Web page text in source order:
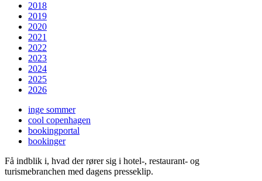
2018
2019
2020
2021
2022
2023
2024
2025
2026
inge sommer
cool copenhagen
bookingportal
bookinger
Få indblik i, hvad der rører sig i hotel-, restaurant- og
turismebranchen med dagens presseklip.